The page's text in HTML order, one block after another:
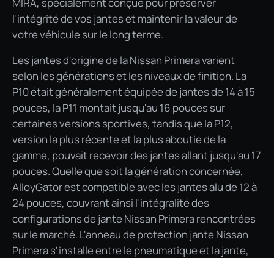
l'intégrité de vos jantes et maintenir la valeur de
votre véhicule sur le long terme.
Les jantes d'origine de la Nissan Primera varient
selon les générations et les niveaux de finition. La
P10 était généralement équipée de jantes de 14 à 15
pouces, la P11 montait jusqu'au 16 pouces sur
certaines versions sportives, tandis que la P12,
version la plus récente et la plus aboutie de la
gamme, pouvait recevoir des jantes allant jusqu'au 17
pouces. Quelle que soit la génération concernée,
AlloyGator est compatible avec les jantes alu de 12 à
24 pouces, couvrant ainsi l'intégralité des
configurations de jante Nissan Primera rencontrées
sur le marché. L'anneau de protection jante Nissan
Primera s'installe entre le pneumatique et la jante,